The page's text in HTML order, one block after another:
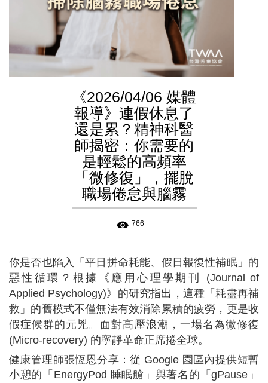
《2026/04/06 媒體
報導》連假休息了
還是累？精神科醫
師揭密：你需要的
是輕鬆的高頻率
「微修復」，擺脫
職場倦怠與腦霧
766
你是否也陷入「平日拼命耗能、假日報復性補眠」的
惡性循環？根據《應用心理學期刊 (Journal of
Applied Psychology)》的研究指出，這種「耗盡再補
救」的舊模式不僅無法有效消除累積的疲勞，更是收
假症候群的元兇。面對高壓浪潮，一場名為微修復
(Micro-recovery) 的寧靜革命正席捲全球。
健康管理師張恆恩分享：從 Google 園區內提供短暫
小憩的「EnergyPod 睡眠艙」與著名的「gPause」